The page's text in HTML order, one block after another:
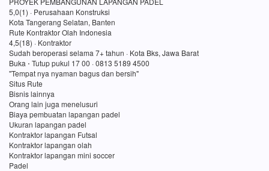
5,0(1) · Perusahaan Konstruksi
Kota Tangerang Selatan, Banten
Rute Kontraktor Olah Indonesia
4,5(18) · Kontraktor
Sudah beroperasi selama 7+ tahun · Kota Bks, Jawa Barat
Buka ⋅ Tutup pukul 17 00 · 0813 5189 4500
"Tempat nya nyaman bagus dan bersih"
Situs Rute
Bisnis lainnya
Orang lain juga menelusuri
Biaya pembuatan lapangan padel
Ukuran lapangan padel
Kontraktor lapangan Futsal
Kontraktor lapangan olah
Kontraktor lapangan mini soccer
Padel